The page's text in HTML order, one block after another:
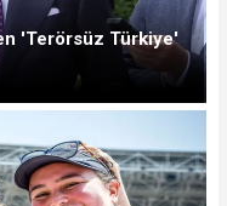
'Terörsüz Türkiye'